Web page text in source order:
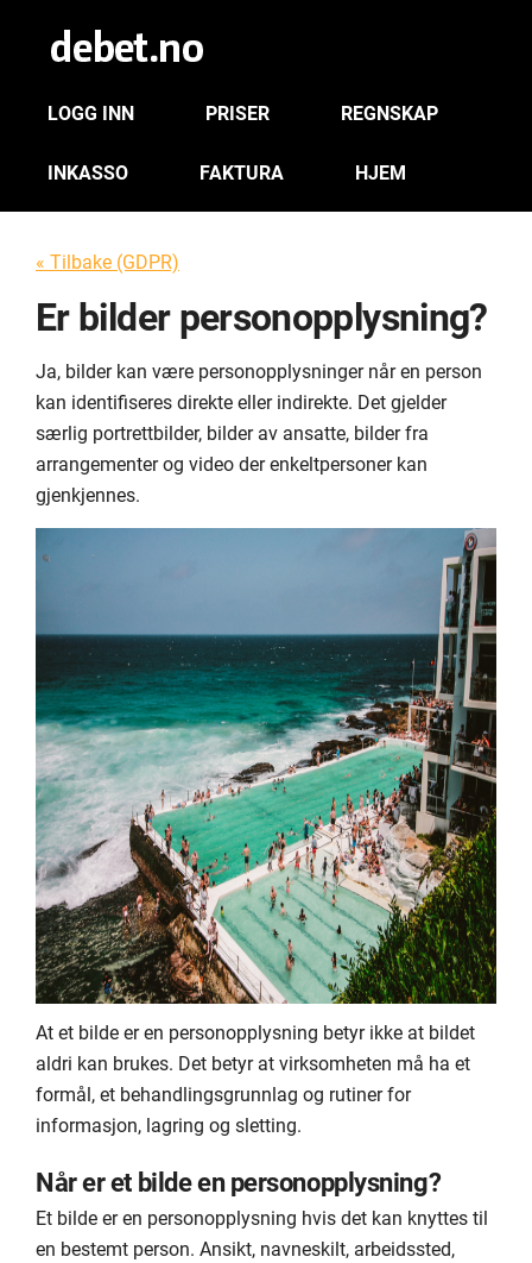
LOGG INN PRISER REGNSKAP
INKASSO FAKTURA HJEM
« Tilbake (GDPR)
Er bilder personopplysning?
Ja, bilder kan være personopplysninger når en person
kan identifiseres direkte eller indirekte. Det gjelder
særlig portrettbilder, bilder av ansatte, bilder fra
arrangementer og video der enkeltpersoner kan
gjenkjennes.
At et bilde er en personopplysning betyr ikke at bildet
aldri kan brukes. Det betyr at virksomheten må ha et
formål, et behandlingsgrunnlag og rutiner for
informasjon, lagring og sletting.
Når er et bilde en personopplysning?
Et bilde er en personopplysning hvis det kan knyttes til
en bestemt person. Ansikt, navneskilt, arbeidssted,